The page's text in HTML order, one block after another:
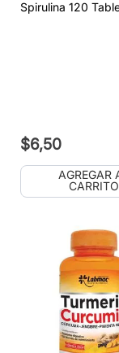
Spirulina 120
$6,50
AGREGAR
CARRITO